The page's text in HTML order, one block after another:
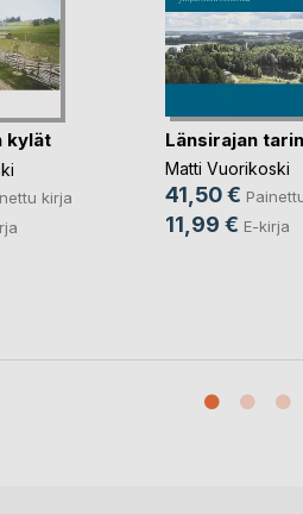
kylät
kirja
Länsirajan
Matti Vuorikoski
41,50 €
11,99 € E-kirja